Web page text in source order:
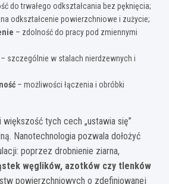
do trwałego odkształcania bez pęknięcia;
odkształcenie powierzchniowe i zużycie;
– zdolność do pracy pod zmiennymi
– szczególnie w stalach nierdzewnych i
– możliwości łączenia i obróbki
tych cech „ustawia się”
Nanotechnologia pozwala dołożyć
poprzez drobnienie ziarna,
węglików, azotków czy tlenków
powierzchniowych o zdefiniowanej